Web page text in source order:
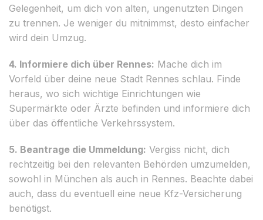
Gelegenheit, um dich von alten, ungenutzten Dingen
zu trennen. Je weniger du mitnimmst, desto einfacher
wird dein Umzug.
4. Informiere dich über Rennes: Mache dich im
Vorfeld über deine neue Stadt Rennes schlau. Finde
heraus, wo sich wichtige Einrichtungen wie
Supermärkte oder Ärzte befinden und informiere dich
über das öffentliche Verkehrssystem.
5. Beantrage die Ummeldung: Vergiss nicht, dich
rechtzeitig bei den relevanten Behörden umzumelden,
sowohl in München als auch in Rennes. Beachte dabei
auch, dass du eventuell eine neue Kfz-Versicherung
benötigst.